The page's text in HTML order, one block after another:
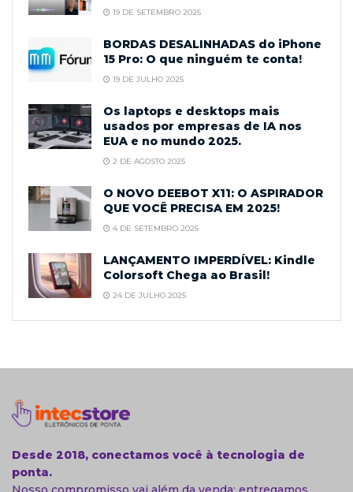
19 DE SETEMBRO 2025
BORDAS DESALINHADAS do iPhone
15 Pro: O que ninguém te conta!
19 DE JULHO 2025
Os laptops e desktops mais
usados por empresas de IA nos
EUA e no mundo 2025.
2 DE AGOSTO 2025
O NOVO DEEBOT X11: O ASPIRADOR
QUE VOCÊ PRECISA EM 2025!
4 DE SETEMBRO 2025
LANÇAMENTO IMPERDÍVEL: Kindle
Colorsoft Chega ao Brasil!
24 DE JULHO 2025
Desde 2018, conectamos você à tecnologia de
ponta.